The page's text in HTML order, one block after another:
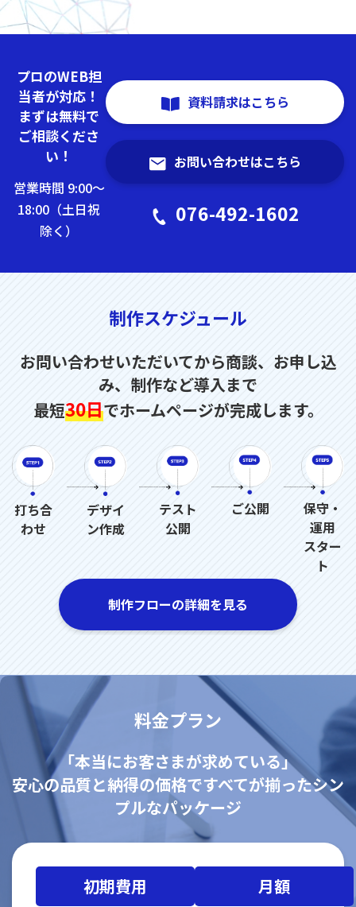
プロのWEB担
当者が対応！
まずは無料で
ご相談くださ
い！
営業時間 9:00～
18:00（土日祝
除く）
資料請求はこちら
お問い合わせはこちら
076-492-1602
制作スケジュール
お問い合わせいただいてから商談、お申し込
み、制作など導入まで
最短30日でホームページが完成します。
打ち合
わせ
デザイ
ン作成
テスト
公開
ご公開
保守・
運用
スター
ト
制作フローの詳細を見る
料金プラン
「本当にお客さまが求めている」
安心の品質と納得の価格ですべてが揃ったシン
プルなパッケージ
初期費用 月額